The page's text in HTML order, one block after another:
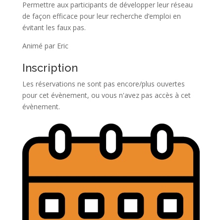
Permettre aux participants de développer leur réseau
de façon efficace pour leur recherche d’emploi en
évitant les faux pas.
Animé par Eric
Inscription
Les réservations ne sont pas encore/plus ouvertes
pour cet évènement, ou vous n'avez pas accès à cet
évènement.